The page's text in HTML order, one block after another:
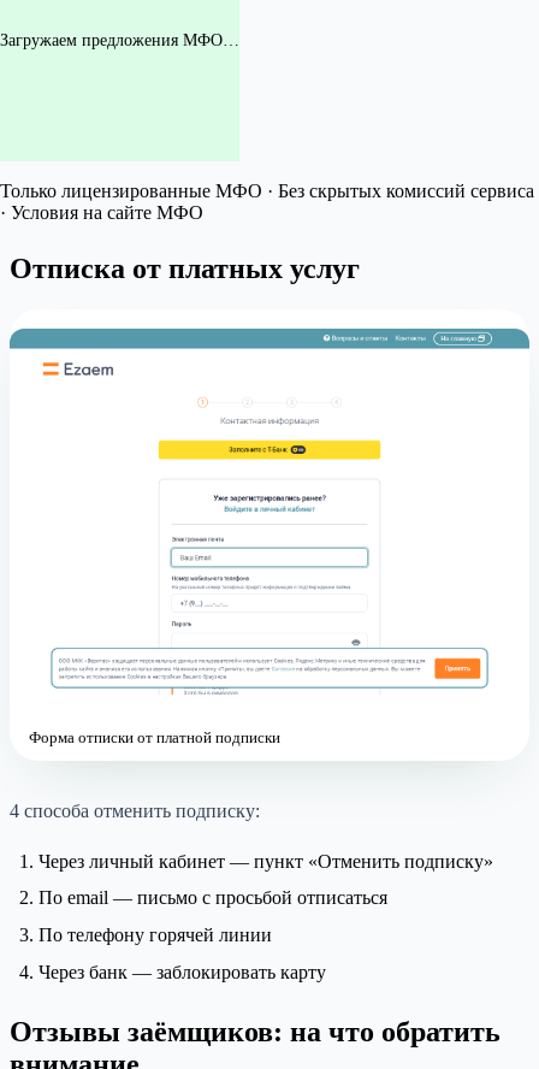
Загружаем предложения МФО…
Только лицензированные МФО · Без скрытых комиссий сервиса
· Условия на сайте МФО
Отписка от платных услуг
Форма отписки от платной подписки
4 способа отменить подписку:
Через личный кабинет — пункт «Отменить подписку»
По email — письмо с просьбой отписаться
По телефону горячей линии
Через банк — заблокировать карту
Отзывы заёмщиков: на что обратить